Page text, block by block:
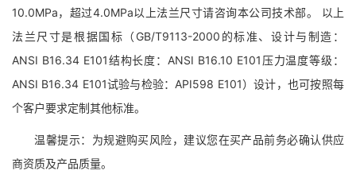
10.0MPa，超过4.0MPa以上法兰尺寸请咨询本公司技术部。 以上
法兰尺寸是根据国标（GB/T9113-2000的标准、设计与制造：
ANSI B16.34 E101结构长度：ANSI B16.10 E101压力温度等级：
ANSI B16.34 E101试验与检验：API598 E101）设计，也可按照每
个客户要求定制其他标准。
温馨提示：为规避购买风险，建议您在买产品前务必确认供应
商资质及产品质量。